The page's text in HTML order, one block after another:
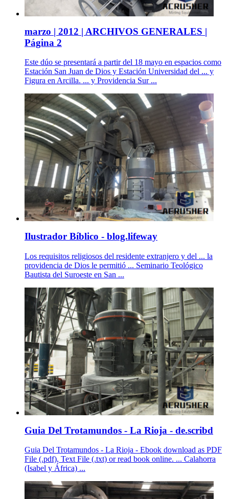
marzo | 2012 | ARCHIVOS GENERALES |
Página 2
Este dúo se presentará a partir del 18 mayo en espacios como
Estación San Juan de Dios y Estación Universidad del ... y
Figura en Arcilla. ... y Providencia Sur ...
Ilustrador Bíblico - blog.lifeway
Los requisitos religiosos del residente extranjero y del ... la
providencia de Dios le permitió ... Seminario Teológico
Bautista del Suroeste en San ...
Guia Del Trotamundos - La Rioja - de.scribd
Guia Del Trotamundos - La Rioja - Ebook download as PDF
File (.pdf), Text File (.txt) or read book online. ... Calahorra
(Isabel y África) ...